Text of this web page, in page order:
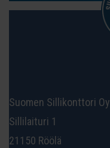
Suomen Sillikonttori Oy
Sillilaituri 1
21150 Röölä